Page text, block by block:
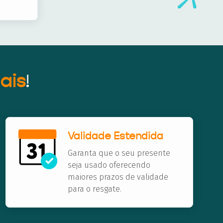
!
Validade Estendida
Garanta que o seu presente
seja usado oferecendo
maiores prazos de validade
para o resgate.